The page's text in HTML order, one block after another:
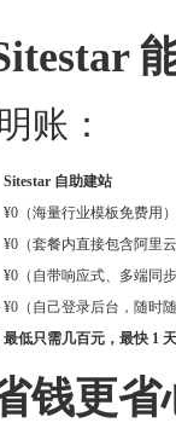
账：
Sitestar 自助建站
¥0（海量行业模板免费用）
¥0（套餐内直接包含阿里
¥0（自带响应式、多端同
¥0（自己登录后台，随时
最低只需几百元，最快 1
钱更省